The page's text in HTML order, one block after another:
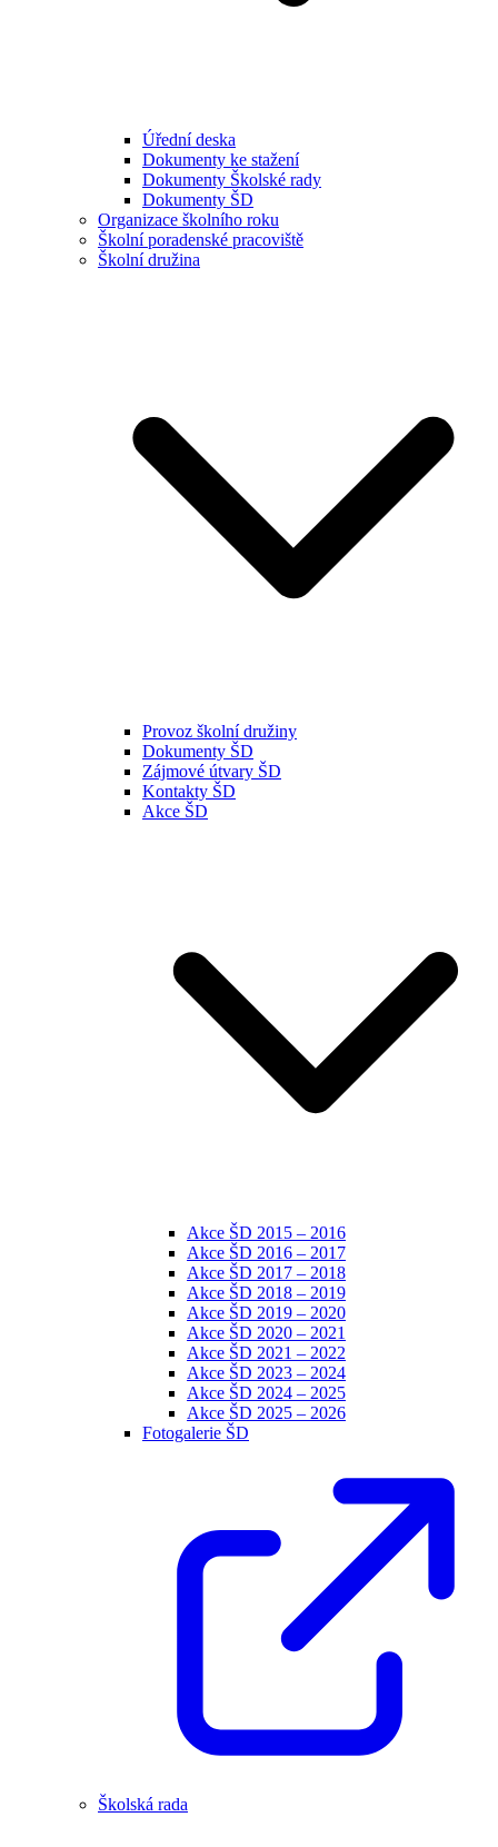
Úřední deska
Dokumenty ke stažení
Dokumenty Školské rady
Dokumenty ŠD
Organizace školního roku
Školní poradenské pracoviště
Školní družina
Provoz školní družiny
Dokumenty ŠD
Zájmové útvary ŠD
Kontakty ŠD
Akce ŠD
Akce ŠD 2015 – 2016
Akce ŠD 2016 – 2017
Akce ŠD 2017 – 2018
Akce ŠD 2018 – 2019
Akce ŠD 2019 – 2020
Akce ŠD 2020 – 2021
Akce ŠD 2021 – 2022
Akce ŠD 2023 – 2024
Akce ŠD 2024 – 2025
Akce ŠD 2025 – 2026
Fotogalerie ŠD
Školská rada